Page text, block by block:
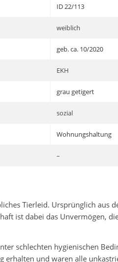
ID 22/113
weiblich
geb. ca. 10/2020
EKH
grau getigert
sozial
Wohnungshaltung
–
Tierleid. Ursprünglich aus
ist dabei das Unvermögen,
schlechten hygienischen
erhalten und waren alle